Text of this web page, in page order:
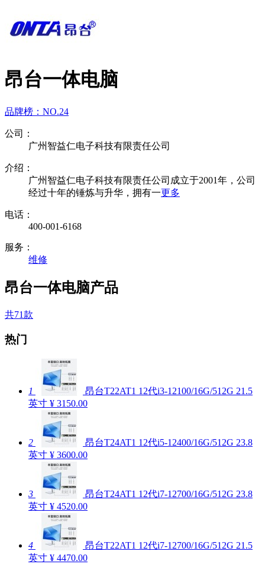
昂台一体电脑
品牌榜： NO.24
公司：
广州智益仁电子科技有限责任公司
介绍：
广州智益仁电子科技有限责任公司成立于2001年，公司
经过十年的锤炼与升华，拥有一更多
电话：
400-001-6168
服务：
维修
昂台一体电脑产品
共71款
热门
1
昂台T22AT1 12代i3-12100/16G/512G 21.5
英寸 ¥ 3150.00
2
昂台T24AT1 12代i5-12400/16G/512G 23.8
英寸 ¥ 3600.00
3
昂台T24AT1 12代i7-12700/16G/512G 23.8
英寸 ¥ 4520.00
4
昂台T22AT1 12代i7-12700/16G/512G 21.5
英寸 ¥ 4470.00